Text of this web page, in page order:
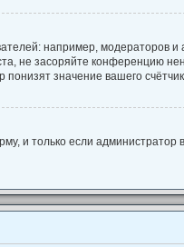
например, модераторов и
не засоряйте конференцию
значение вашего
и только если администратор